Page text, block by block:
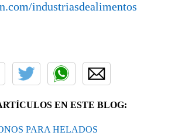
industriasdealimentos
EN ESTE BLOG:
PARA HELADOS